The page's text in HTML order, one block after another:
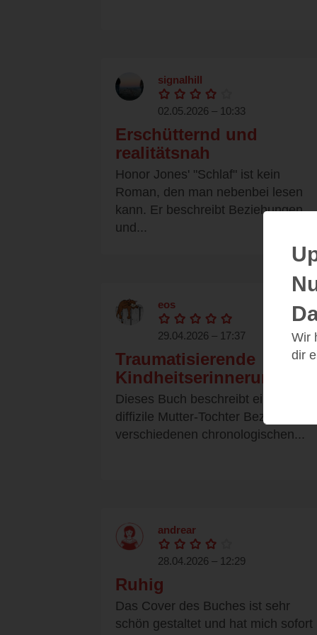
signalhill
02.05.2026 – 10:33
Erschütternd und
realitätsnah
Honor Jones' "Schlaf" ist kein
Roman, den man nebenbei lesen
kann. Er beschreibt Beziehungen
und...
eos
29.04.2026 – 17:37
Traumatisierende
Kindheitserinnerungen
Dieses Buch beschreibt eine
diffizile Mutter-Tochter Beziehung in
verschiedenen chronologischen...
andrear
28.04.2026 – 12:29
Ruhig
Das Cover des Buches ist sehr
schön gestaltet und hat mich sofort
Wir
dir